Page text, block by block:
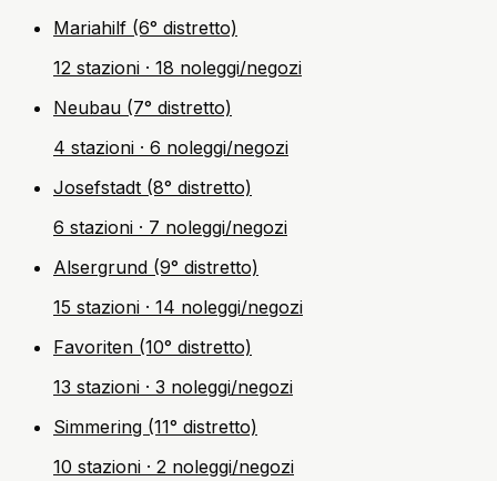
Mariahilf (6° distretto)
12 stazioni · 18 noleggi/negozi
Neubau (7° distretto)
4 stazioni · 6 noleggi/negozi
Josefstadt (8° distretto)
6 stazioni · 7 noleggi/negozi
Alsergrund (9° distretto)
15 stazioni · 14 noleggi/negozi
Favoriten (10° distretto)
13 stazioni · 3 noleggi/negozi
Simmering (11° distretto)
10 stazioni · 2 noleggi/negozi